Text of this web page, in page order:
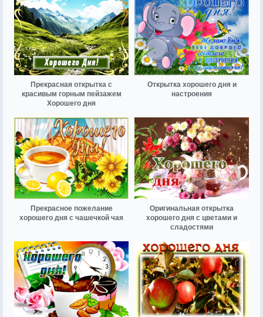
Прекрасная открытка с
красивым горным пейзажем
Хорошего дня
Открытка хорошего дня и
настроения
Прекрасное пожелание
хорошего дня с чашечкой чая
Оригинальная открытка
хорошего дня с цветами и
сладостями